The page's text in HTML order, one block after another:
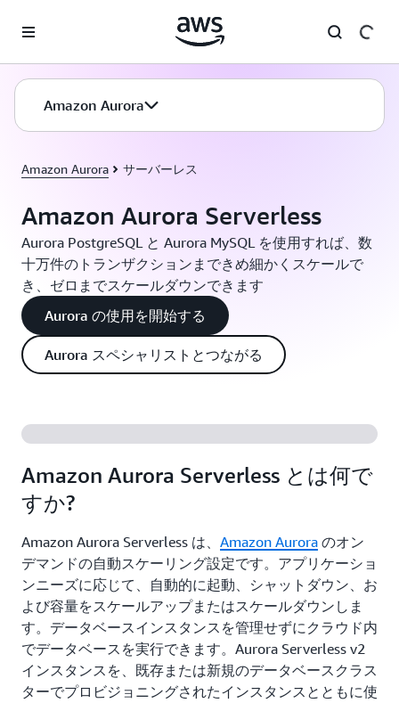
Amazon Aurora
Amazon Aurora サーバーレス
Amazon Aurora Serverless
Aurora PostgreSQL と Aurora MySQL を使用すれば、数
十万件のトランザクションまできめ細かくスケールで
き、ゼロまでスケールダウンできます
Aurora の使用を開始する
Aurora スペシャリストとつながる
Amazon Aurora Serverless とは何で
すか?
Amazon Aurora Serverless は、 Amazon Aurora のオン
デマンドの自動スケーリング設定です。アプリケーショ
ンニーズに応じて、自動的に起動、シャットダウン、お
よび容量をスケールアップまたはスケールダウンしま
す。データベースインスタンスを管理せずにクラウド内
でデータベースを実行できます。Aurora Serverless v2
インスタンスを、既存または新規のデータベースクラス
ターでプロビジョニングされたインスタンスとともに使